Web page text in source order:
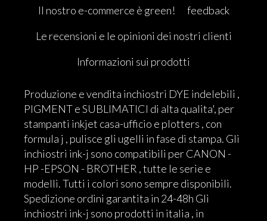
Il nostro e-commerce è green!
feedback
Le recensioni e le opinioni dei nostri clienti
Informazioni sui prodotti
Produzione e vendita inchiostri DYE indelebili ,
PIGMENT e SUBLIMATICI di alta qualita', per
stampanti inkjet casa-ufficio e plotters , con
formula j , pulisce gli ugelli in fase di stampa. Gli
inchiostri ink-j sono compatibili per CANON -
HP -EPSON - BROTHER , tutte le serie e
modelli. Tutti i colori sono sempre disponibili.
Spedizione ordini garantita in 24-48h Gli
inchiostri ink-j sono prodotti in italia , in